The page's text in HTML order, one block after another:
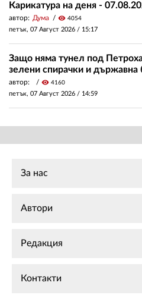
Карикатура на деня -
автор: Дума visibility 4054
петък, 07 Август 2026 / 15:17
Защо няма тунел под
зелени спирачки и държавна
автор: visibility 4160
петък, 07 Август 2026 / 14:59
За нас
Автори
Редакция
Контакти